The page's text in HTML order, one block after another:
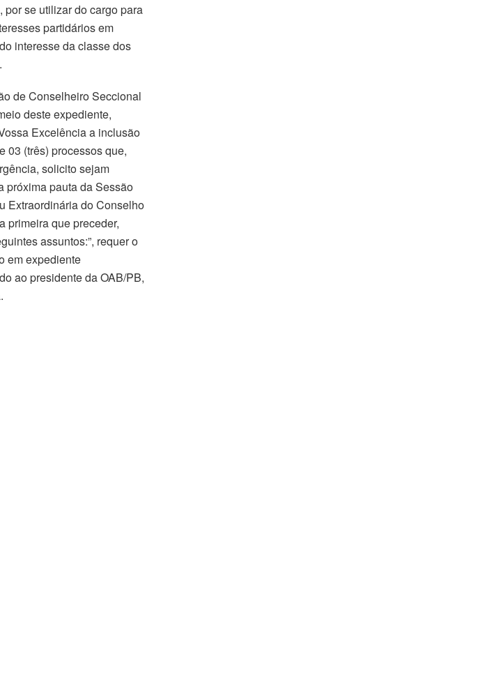
por se utilizar do cargo para
partidários em
interesse da classe dos
de Conselheiro Seccional
deste expediente,
Excelência a inclusão
03 (três) processos que,
solicito sejam
próxima pauta da Sessão
Extraordinária do Conselho
primeira que preceder,
assuntos:”, requer o
em expediente
ao presidente da OAB/PB,